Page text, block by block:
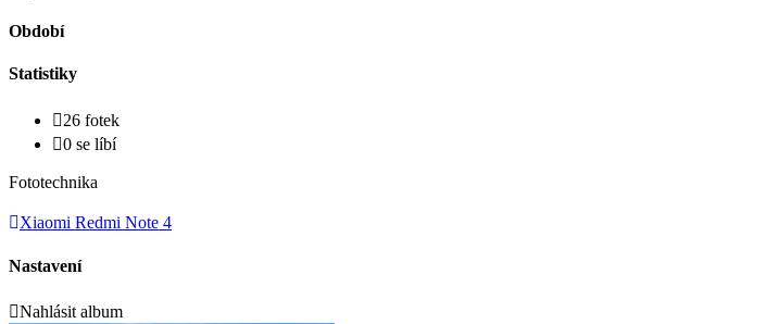
Období
Statistiky
26 fotek
0 se líbí
Fototechnika
Xiaomi Redmi Note 4
Nastavení
Nahlásit album